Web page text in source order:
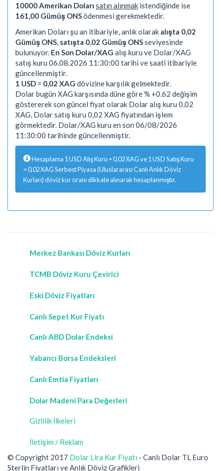
10000 Amerikan Doları satın alınmak istendiğinde ise
161,00 Gümüş ONSödenmesi gerekmektedir.
Amerikan Doları şu an itibariyle, anlık olarak alışta 0,02
Gümüş ONS satışta 0,02 Gümüş ONSseviyesinde
bulunuyor. En Son Dolar/XAG alış kuru ve Dolar/XAG
satış kuru 06.08.2026 11:30:00 tarihi ve saati itibariyle
güncellenmiştir.
1 USD = 0,02 XAG dövizine karşılık gelmektedir.
Dolar bugün XAG karşısında düne göre % +0.62 değişim
göstererek son güncel fiyat olarak Dolar alış kuru 0,02
XAG, Dolar satış kuru 0,02 XAG fiyatından işlem
görmektedir. Dolar/XAG kuru en son 06/08/2026
11:30:00 tarihinde güncellenmiştir.
Hesaplama 1 USD Alış Kuru = 0,02 XAG ve 1 USD Satış Kuru
= 0,02 XAG Serbest Piyasa (Uluslararası Canlı Anlık Döviz
Kurları) döviz kur oranı dikkate alınarak hesaplanmıştır.
Merkez Bankası Döviz Kurları
TCMB Döviz Kuru Çevirici
Eski Döviz Fiyatları
Canlı Sepet Kur Fiyatı
Canlı ABD Dolar Endeksi
Yabancı Borsa Endeksleri
Canlı Emtia Fiyatları
Dolar Madeni Para Değerleri
Gizlilik İlkeleri
İletişim / Reklam
© Copyright 2017 Dolar Lira Kur Fiyatı - Canlı Dolar TL Euro
Sterlin Fiyatları ve Anlık Döviz Grafikleri